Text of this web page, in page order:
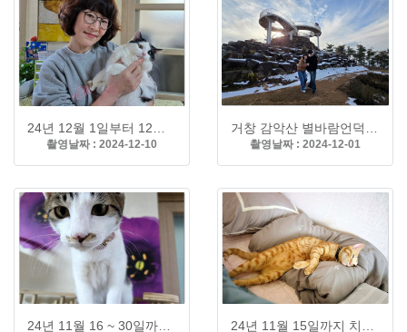
24년 12월 1일부터 12월 10일까지 가족사진
촬영날짜 : 2024-12-10
거창 감악산 별바람언덕
촬영날짜 : 2024-12-01